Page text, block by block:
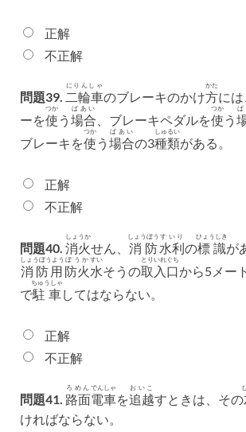
正解
不正解
問題39. 二輪車
にりんしゃ
のブレーキのかけ方
かた
に
ーを使
つか
う 場合
ばあい
、ブレーキペダルを使
つか
う
ブレーキを使
つか
う 場合
ばあい
の3種類
しゅるい
がある。
正解
不正解
問題40. 消火
しょうか
せん、 消防
しょうぼう
水利
すいり
の標識
ひょうしき
が
消防用
しょうぼうよう
防火
ぼうか
水
すい
そうの取
とり
入
いれ
口
ぐち
から5メー
で駐車
ちゅうしゃ
してはならない。
正解
不正解
問題41. 路面
ろめん
電車
でんしゃ
を追越
おいこ
すときは、その
ければならない。